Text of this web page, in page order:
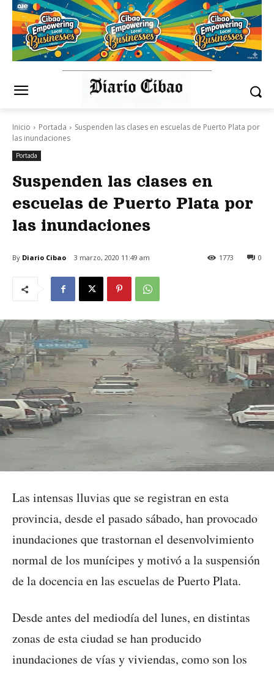
Inicio Portada
Suspenden las clases en escuelas de Puerto Plata por
las inundaciones
Portada
Suspenden las clases en
escuelas de Puerto Plata por
las inundaciones
By Diario Cibao 3 marzo, 2020 11:49 am 0
1773
Las intensas lluvias que se registran en esta
provincia, desde el pasado sábado, han provocado
inundaciones que trastornan el desenvolvimiento
normal de los munícipes y motivó a la suspensión
de la docencia en las escuelas de Puerto Plata.
Desde antes del mediodía del lunes, en distintas
zonas de esta ciudad se han producido
inundaciones de vías y viviendas, como son los